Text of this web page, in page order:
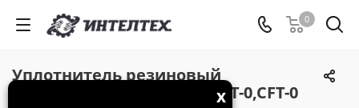
x
0
Уплотнитель резиновый
CONTRACOR для CQP-0, CQT-0,CFT-0